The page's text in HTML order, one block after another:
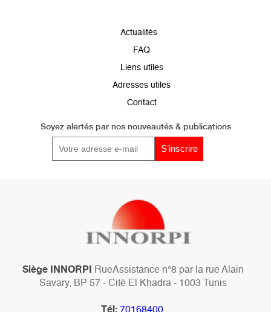
Actualités
FAQ
Liens utiles
Adresses utiles
Contact
Soyez alertés par nos nouveautés & publications
Siège INNORPI RueAssistance n°8 par la rue Alain
Savary, BP 57 - Cité El Khadra - 1003 Tunis
Tél: 70168400